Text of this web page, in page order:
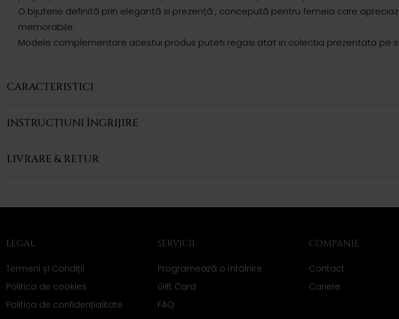
O bijuterie definită prin eleganță si prezență , concepută pentru femeia care
memorabile.
Modele complementare acestui produs puteti regasi atat in colectia prezentata pe
CARACTERISTICI
INSTRUCȚIUNI ÎNGRIJIRE
LIVRARE & RETUR
LEGAL
Termeni și Condiții
Politica de cookies
Politica de confidențialitate
SERVICII
Programează o întâlnire
Gift Card
FAQ
COMPANIE
Contact
Cariere